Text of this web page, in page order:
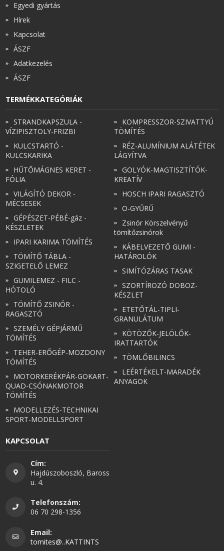
Egyedi gyártás
Hírek
Kapcsolat
ÁSZF
Adatkezelés
ÁSZF
TERMÉKKATEGÓRIÁK
STRANDKAPSZULA -
VÍZIPISZTOLY-FRIZBI
KULCSTARTÓ -
KULCSKARIKA
HŰTŐMÁGNES KERET -
FÓLIA
VILÁGÍTÓ DEKOR -
MÉCSESEK
GÉPÉSZET-PÉBÉ-gáz -
KÉSZLETEK
IPARI KARIMA TÖMÍTÉS
TÖMÍTŐ TÁBLA -
SZIGETELŐ LEMEZ
GUMILEMEZ - FILC -
HÓTOLÓ
TÖMÍTŐ ZSINÓR -
RAGASZTÓ
SZEMÉLY GÉPJÁRMŰ
TÖMÍTÉS
TEHER-ERŐGÉP-MOZDONY
TÖMÍTÉS
MOTORKERÉKPÁR-GOKART-
QUAD-CSÓNAKMOTOR
TÖMÍTÉS
MODELLEZÉS-TECHNIKAI
SPORT-MODELLSPORT
KOMPRESSZOR-SZIVATTYÚ
TÖMÍTÉS
RÉZ-ALUMÍNIUM ALÁTÉTEK
LÁGYÍTVA
GOLYÓK-MAGTISZTÍTÓK-
KREATÍV
HOSCH IPARI RAGASZTÓ
O-GYŰRŰ
Zsinór Körszelvényű
tömítőzsinórok
KÁBELVEZETŐ GUMI -
HATÁROLÓK
SIMÍTÓZÁRAS TASAK
SZORTÍROZÓ DOBOZ-
KÉSZLET
ETETŐTÁL-TIPLI-
GRANULÁTUM
KÖTÖZŐK-JELÖLŐK-
IRATTARTÓK
TÖMLŐBILINCS
LEÉRTÉKELT-MARADÉK
ANYAGOK
KAPCSOLAT
Cím:
Hajdúszoboszló, Baross
u. 4.
Telefonszám:
06 70 298-1356
Email:
tomites@..KATTINTS